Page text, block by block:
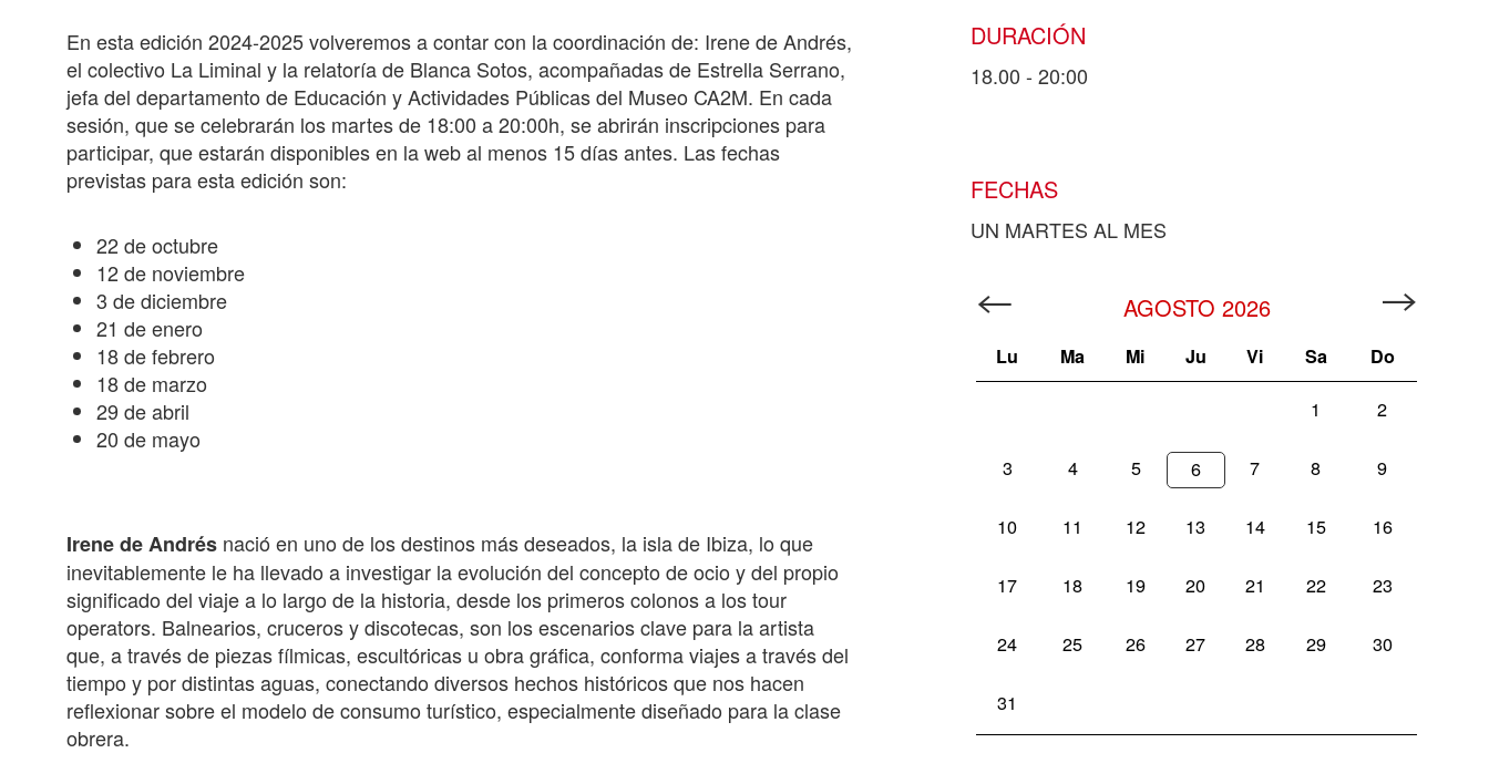
En esta edición 2024-2025 volveremos a contar con la coordinación de: Irene de Andrés,
el colectivo La Liminal y la relatoría de Blanca Sotos, acompañadas de Estrella Serrano,
jefa del departamento de Educación y Actividades Públicas del Museo CA2M. En cada
sesión, que se celebrarán los martes de 18:00 a 20:00h, se abrirán inscripciones para
participar, que estarán disponibles en la web al menos 15 días antes. Las fechas
previstas para esta edición son:
22 de octubre
12 de noviembre
3 de diciembre
21 de enero
18 de febrero
18 de marzo
29 de abril
20 de mayo
Irene de Andrés nació en uno de los destinos más deseados, la isla de Ibiza, lo que
inevitablemente le ha llevado a investigar la evolución del concepto de ocio y del propio
significado del viaje a lo largo de la historia, desde los primeros colonos a los tour
operators. Balnearios, cruceros y discotecas, son los escenarios clave para la artista
que, a través de piezas fílmicas, escultóricas u obra gráfica, conforma viajes a través del
tiempo y por distintas aguas, conectando diversos hechos históricos que nos hacen
reflexionar sobre el modelo de consumo turístico, especialmente diseñado para la clase
obrera.
DURACIÓN
18.00 - 20:00
FECHAS
UN MARTES AL MES
AGOSTO 2026
Lu Ma Mi Ju Vi Sa Do
1 2
3 4 5 6 7 8 9
10 11 12 13 14 15 16
17 18 19 20 21 22 23
24 25 26 27 28 29 30
31